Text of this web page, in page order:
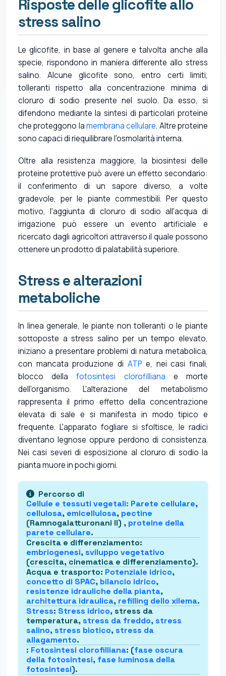
Risposte delle glicofite allo
stress salino
Le glicofite, in base al genere e talvolta anche alla
specie, rispondono in maniera differente allo stress
salino. Alcune glicofite sono, entro certi limiti,
tolleranti rispetto alla concentrazione minima di
cloruro di sodio presente nel suolo. Da esso, si
difendono mediante la sintesi di particolari proteine
che proteggono lamembrana cellulare. Altre proteine
sono capaci di riequilibrare l'osmolarità interna.
Oltre alla resistenza maggiore, la biosintesi delle
proteine protettive può avere un effetto secondario:
il conferimento di un sapore diverso, a volte
gradevole, per le piante commestibili. Per questo
motivo, l'aggiunta di cloruro di sodio all'acqua di
irrigazione può essere un evento artificiale e
ricercato dagli agricoltori attraverso il quale possono
ottenere un prodotto di palatabilità superiore.
Stress e alterazioni
metaboliche
In linea generale, le piante non tolleranti o le piante
sottoposte a stress salino per un tempo elevato,
iniziano a presentare problemi di natura metabolica,
con mancata produzione di ATP e, nei casi finali,
blocco dellafotosintesi clorofilliana e morte
dell'organismo. L'alterazione del metabolismo
rappresenta il primo effetto della concentrazione
elevata di sale e si manifesta in modo tipico e
frequente. L'apparato fogliare si sfoltisce, le radici
diventano legnose oppure perdono di consistenza.
Nei casi severi di esposizione al cloruro di sodio la
pianta muore in pochi giorni.
Percorso di
Cellule e tessuti vegetali: Parete cellulare,
cellulosa, emicellulosa, pectine
(Ramnogalatturonani II) , proteine della
parete cellulare.
Crescita e differenziamento:
embriogenesi, sviluppo vegetativo
(crescita, cinematica e differenziamento).
Acqua e trasporto: Potenziale idrico,
concetto di SPAC, bilancio idrico,
resistenze idrauliche della pianta,
architettura idraulica, refilling dello xilema.
Stress: Stress idrico, stress da
temperatura, stress da freddo, stress
salino, stress biotico, stress da
allagamento.
: Fotosintesi clorofilliana: (fase oscura
della fotosintesi, fase luminosa della
fotosintesi).